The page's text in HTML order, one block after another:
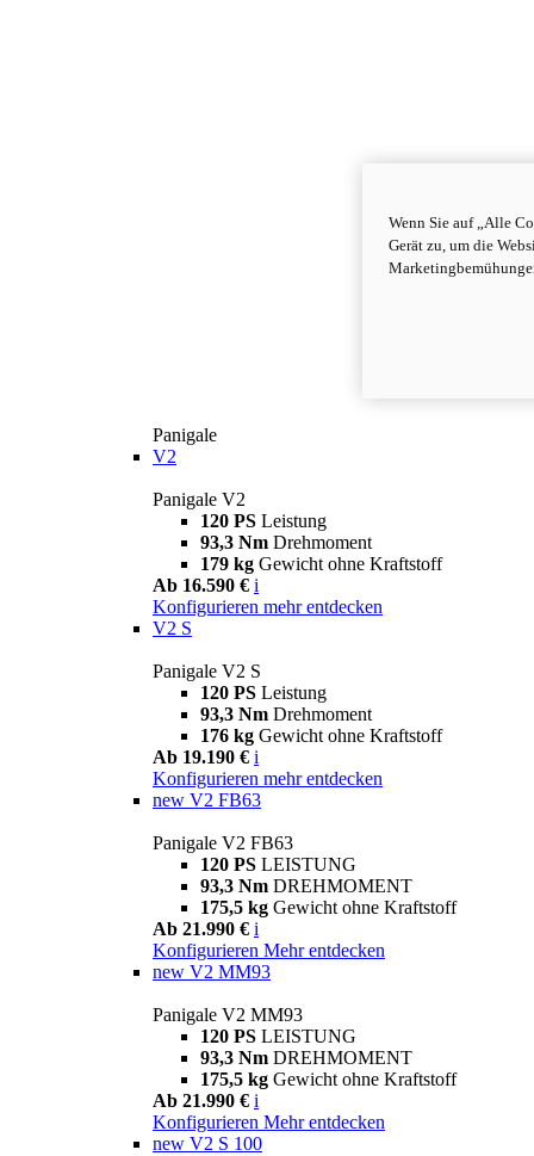
Panigale
V2
Panigale V2
120 PS Leistung
93,3 Nm Drehmoment
179 kg Gewicht ohne Kraftstoff
Ab 16.590 € i
Konfigurieren mehr entdecken
V2 S
Panigale V2 S
120 PS Leistung
93,3 Nm Drehmoment
176 kg Gewicht ohne Kraftstoff
Ab 19.190 € i
Konfigurieren mehr entdecken
new V2 FB63
Panigale V2 FB63
120 PS LEISTUNG
93,3 Nm DREHMOMENT
175,5 kg Gewicht ohne Kraftstoff
Ab 21.990 € i
Konfigurieren Mehr entdecken
new V2 MM93
Panigale V2 MM93
120 PS LEISTUNG
93,3 Nm DREHMOMENT
175,5 kg Gewicht ohne Kraftstoff
Ab 21.990 € i
Konfigurieren Mehr entdecken
new V2 S 100
Wenn Sie auf „Alle
Gerät zu, um die